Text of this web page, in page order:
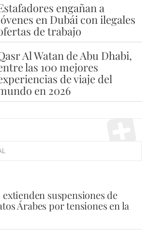
engañan a
en Dubái con ilegales
de trabajo
Al Watan de Abu Dhabi,
las 100 mejores
de viaje del
en 2026
suspensiones de
Árabes por tensiones en la